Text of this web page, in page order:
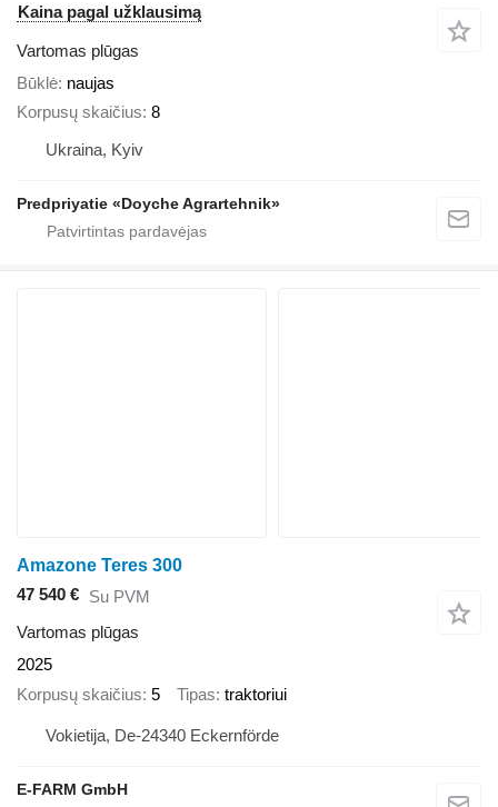
Kaina pagal užklausimą
Vartomas plūgas
Būklė naujas
Korpusų skaičius 8
Ukraina, Kyiv
Predpriyatie «Doyche Agrartehnik»
Amazone Teres 300
47 540 € Su PVM
Vartomas plūgas
2025
Korpusų skaičius 5 Tipas traktoriui
Vokietija, De-24340 Eckernförde
E-FARM GmbH